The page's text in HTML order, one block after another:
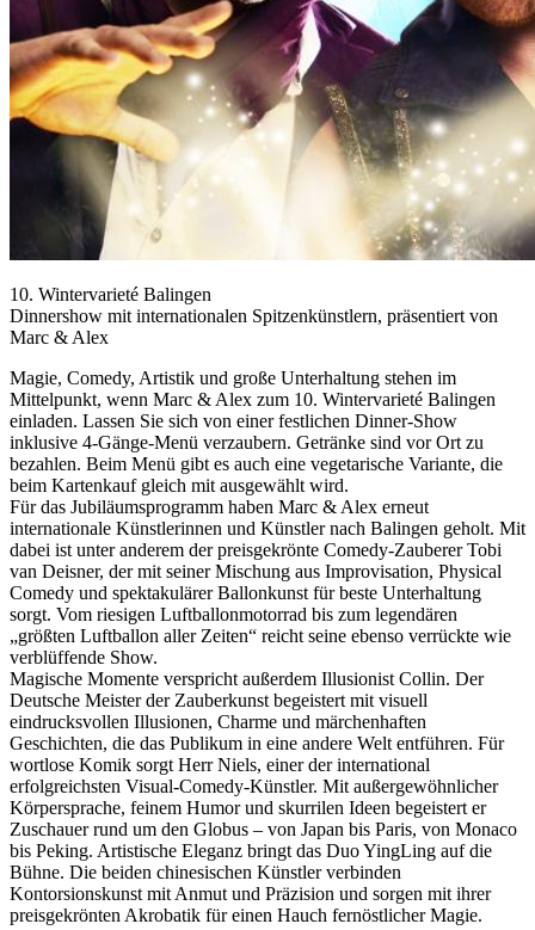
10. Wintervarieté Balingen
Dinnershow mit internationalen Spitzenkünstlern, präsentiert von
Marc & Alex
Magie, Comedy, Artistik und große Unterhaltung stehen im
Mittelpunkt, wenn Marc & Alex zum 10. Wintervarieté Balingen
einladen. Lassen Sie sich von einer festlichen Dinner-Show
inklusive 4-Gänge-Menü verzaubern. Getränke sind vor Ort zu
bezahlen. Beim Menü gibt es auch eine vegetarische Variante, die
beim Kartenkauf gleich mit ausgewählt wird.
Für das Jubiläumsprogramm haben Marc & Alex erneut
internationale Künstlerinnen und Künstler nach Balingen geholt. Mit
dabei ist unter anderem der preisgekrönte Comedy-Zauberer Tobi
van Deisner, der mit seiner Mischung aus Improvisation, Physical
Comedy und spektakulärer Ballonkunst für beste Unterhaltung
sorgt. Vom riesigen Luftballonmotorrad bis zum legendären
„größten Luftballon aller Zeiten“ reicht seine ebenso verrückte wie
verblüffende Show.
Magische Momente verspricht außerdem Illusionist Collin. Der
Deutsche Meister der Zauberkunst begeistert mit visuell
eindrucksvollen Illusionen, Charme und märchenhaften
Geschichten, die das Publikum in eine andere Welt entführen. Für
wortlose Komik sorgt Herr Niels, einer der international
erfolgreichsten Visual-Comedy-Künstler. Mit außergewöhnlicher
Körpersprache, feinem Humor und skurrilen Ideen begeistert er
Zuschauer rund um den Globus – von Japan bis Paris, von Monaco
bis Peking. Artistische Eleganz bringt das Duo YingLing auf die
Bühne. Die beiden chinesischen Künstler verbinden
Kontorsionskunst mit Anmut und Präzision und sorgen mit ihrer
preisgekrönten Akrobatik für einen Hauch fernöstlicher Magie.